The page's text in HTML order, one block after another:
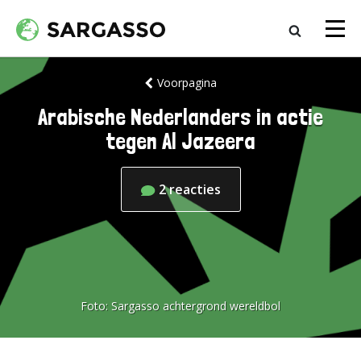
Voorpagina
Arabische Nederlanders in actie
tegen Al Jazeera
2reacties
Foto: Sargasso achtergrond wereldbol